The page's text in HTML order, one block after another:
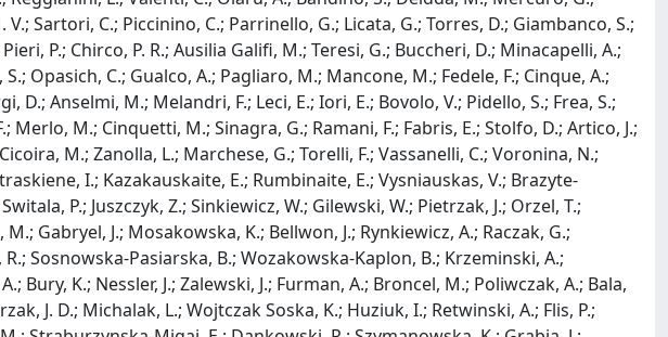
Sartori, C.; Piccinino, C.; Parrinello, G.; Licata, G.; Torres, D.; Giambanco, S.;
P.; Chirco, P. R.; Ausilia Galifi, M.; Teresi, G.; Buccheri, D.; Minacapelli, A.;
Opasich, C.; Gualco, A.; Pagliaro, M.; Mancone, M.; Fedele, F.; Cinque, A.;
D.; Anselmi, M.; Melandri, F.; Leci, E.; Iori, E.; Bovolo, V.; Pidello, S.; Frea, S.;
Merlo, M.; Cinquetti, M.; Sinagra, G.; Ramani, F.; Fabris, E.; Stolfo, D.; Artico, J.;
M.; Zanolla, L.; Marchese, G.; Torelli, F.; Vassanelli, C.; Voronina, N.;
I.; Kazakauskaite, E.; Rumbinaite, E.; Vysniauskas, V.; Brazyte-
P.; Juszczyk, Z.; Sinkiewicz, W.; Gilewski, W.; Pietrzak, J.; Orzel, T.;
Gabryel, J.; Mosakowska, K.; Bellwon, J.; Rynkiewicz, A.; Raczak, G.;
Sosnowska-Pasiarska, B.; Wozakowska-Kaplon, B.; Krzeminski, A.;
Bury, K.; Nessler, J.; Zalewski, J.; Furman, A.; Broncel, M.; Poliwczak, A.; Bala,
J. D.; Michalak, L.; Wojtczak Soska, K.; Huziuk, I.; Retwinski, A.; Flis, P.;